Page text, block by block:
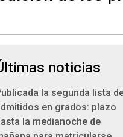
noticias
la segunda lista
en grados: plazo
la medianoche de